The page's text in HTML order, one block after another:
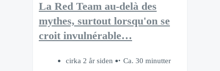
La Red Team au-delà des
mythes, surtout lorsqu'on se
croit invulnérable…
cirka 2 år siden
Ca. 30 minutter